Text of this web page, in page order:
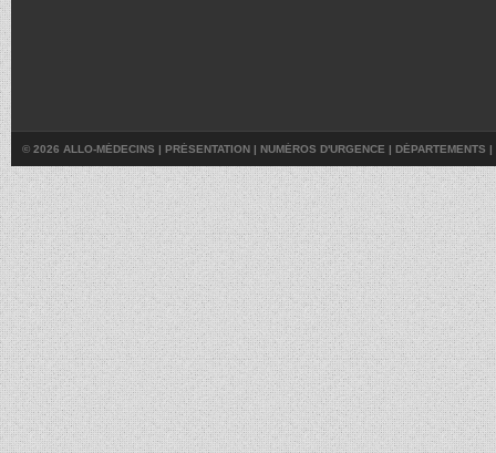
© 2026 ALLO-MÉDECINS | PRÉSENTATION | NUMÉROS D'URGENCE | DÉPARTEMENTS |